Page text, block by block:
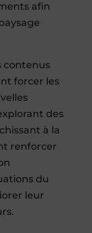
afin
contenus
forcer les
des
à la
renforcer
du
leur